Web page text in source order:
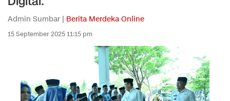
Admin Sumbar | Berita Merdeka Online
15 September 2025 11:15 pm